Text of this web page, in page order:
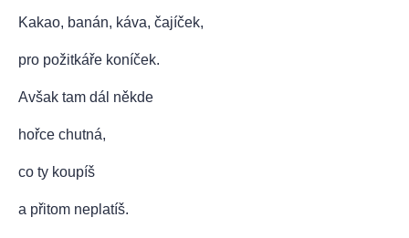
Kakao, banán, káva, čajíček,
pro požitkáře koníček.
Avšak tam dál někde
hořce chutná,
co ty koupíš
a přitom neplatíš.